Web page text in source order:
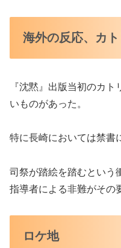
海外の反応、カ
『沈黙』出版当初のカ
いものがあった。
特に長崎においては禁書
司祭が踏絵を踏むという
指導者による非難がその
ロケ地